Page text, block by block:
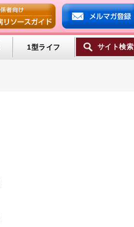
1型ライフ サイト検索